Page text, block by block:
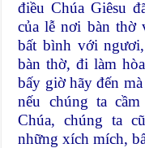
điều Chúa Giêsu
của lễ nơi bàn thờ
bất bình với
bàn thờ, đi làm
bấy giờ hãy đến
nếu chúng ta
Chúa, chúng ta
những xích mích,